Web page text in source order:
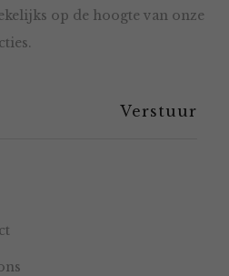
op de hoogte van onze